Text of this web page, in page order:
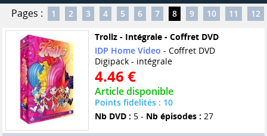
Pages :
1 2 3 4 5 6 7 8 9 10 11 12
Trollz - Intégrale - Coffret DVD
IDP Home Video - Coffret DVD
Digipack - intégrale
4.46 €
Article disponible
Points fidelités : 10
Nb DVD : 5 - Nb épisodes : 27